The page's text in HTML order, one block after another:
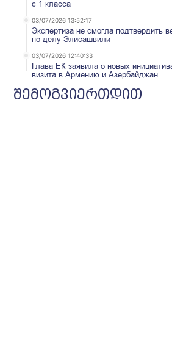
с 1 класса
03/07/2026 13:52:17
Экспертиза не смогла подтвердить
по делу Элисашвили
03/07/2026 12:40:33
Глава ЕК заявила о новых
визита в Армению и Азербайджан
შემოგვიერთდით